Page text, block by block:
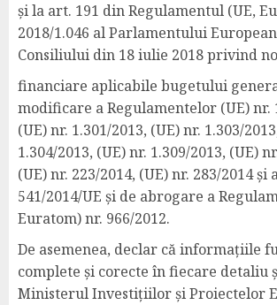
și la art. 191 din Regulamentul (UE,
2018/1.046 al Parlamentului
Consiliului din 18 iulie 2018 privind
financiare aplicabile bugetului
modificare a Regulamentelor (UE) nr.
(UE) nr. 1.301/2013, (UE) nr. 1.303/
1.304/2013, (UE) nr. 1.309/2013, (UE)
(UE) nr. 223/2014, (UE) nr. 283/2014 și
541/2014/UE și de abrogare a
Euratom) nr. 966/2012.
De asemenea, declar că informațiile
complete și corecte în fiecare detaliu
Ministerul Investițiilor și Proiectelor